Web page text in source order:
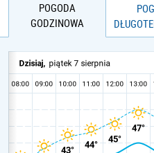
POGODA
GODZINOWA